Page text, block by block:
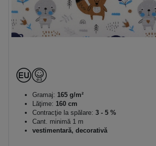
Gramaj: 165 g/m²
Lăţime: 160 cm
Contracţie la spălare: 3 - 5 %
Cant. minimă 1 m
vestimentară, decorativă